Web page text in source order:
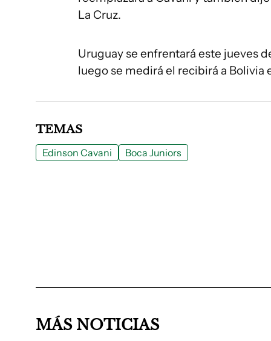
La Cruz.
Uruguay se enfrentará este jueves
luego se medirá el recibirá a Bolivia
TEMAS
Edinson Cavani Boca Juniors
MÁS NOTICIAS